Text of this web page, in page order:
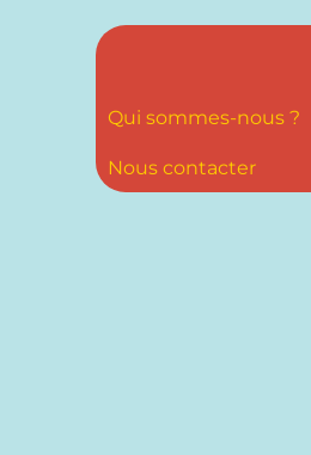
Qui sommes-nous ?
Nous contacter